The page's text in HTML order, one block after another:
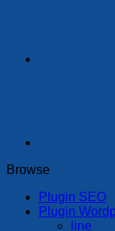
Browse
Plugin SEO
Plugin
line